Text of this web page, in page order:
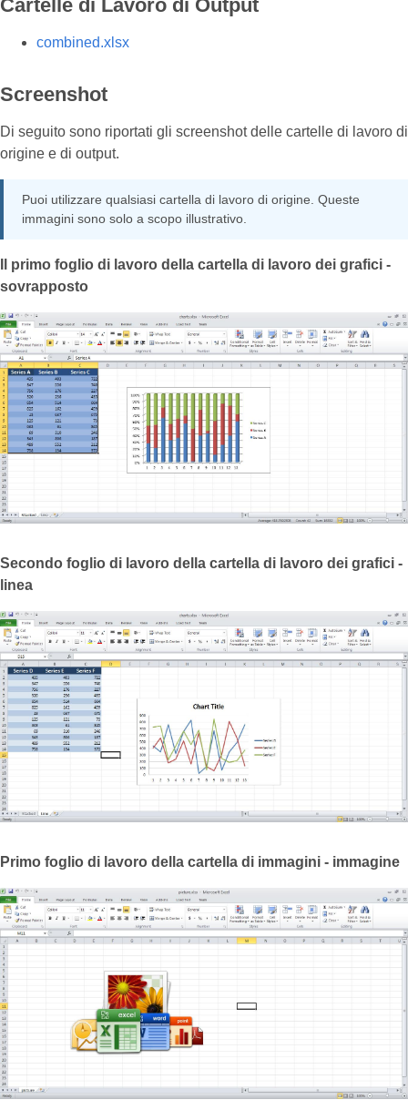
Cartelle di Lavoro di Output
combined.xlsx
Screenshot
Di seguito sono riportati gli screenshot delle cartelle di lavoro di
origine e di output.
Puoi utilizzare qualsiasi cartella di lavoro di origine. Queste
immagini sono solo a scopo illustrativo.
Il primo foglio di lavoro della cartella di lavoro dei grafici -
sovrapposto
Secondo foglio di lavoro della cartella di lavoro dei grafici -
linea
Primo foglio di lavoro della cartella di immagini - immagine